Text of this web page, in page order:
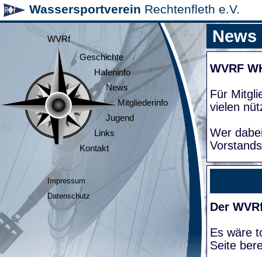
Wassersportverein Rechtenfleth e.V.
WVRf
Geschichte
Hafeninfo
News
Mitgliederinfo
Jugend
Links
Kontakt
Impressum
Datenschutz
News
WVRF
Für
vielen
Wer
Der
Es wäre
Seite